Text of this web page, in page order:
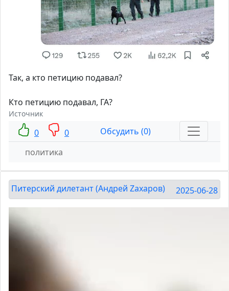
Так, а кто петицию подавал?
Кто петицию подавал, ГА?
Источник
0 0
Обсудить (0)
политика
Питерский дилетант (Андрей Zахаров) 2025-06-28